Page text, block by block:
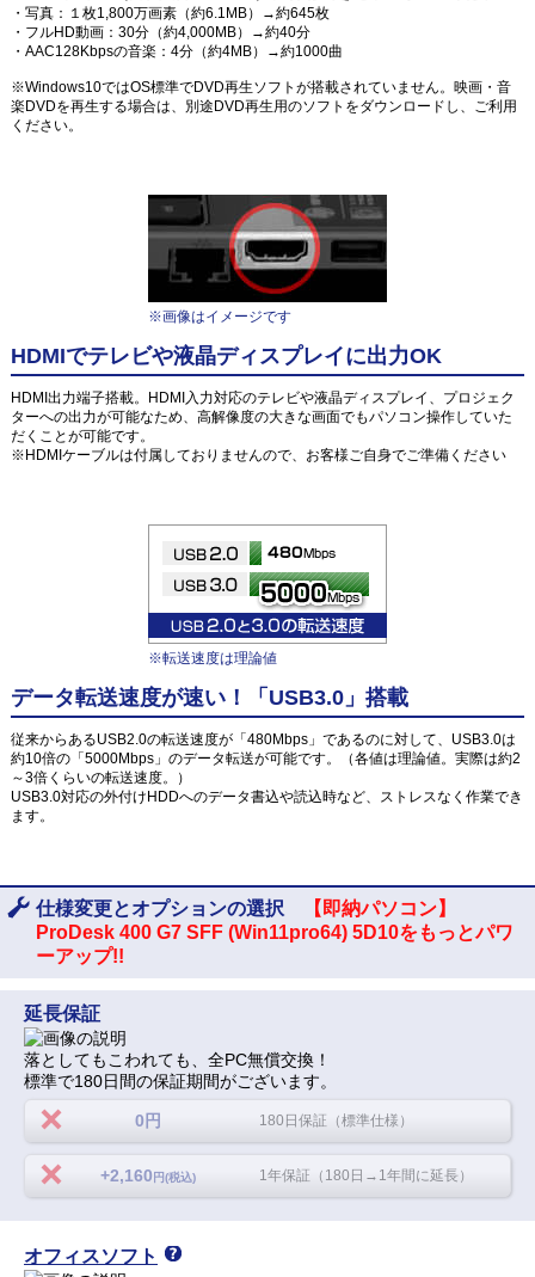
・写真：１枚1,800万画素（約6.1MB）→約645枚
・フルHD動画：30分（約4,000MB）→約40分
・AAC128Kbpsの音楽：4分（約4MB）→約1000曲
※Windows10ではOS標準でDVD再生ソフトが搭載されていません。映画・音
楽DVDを再生する場合は、別途DVD再生用のソフトをダウンロードし、ご利用
ください。
※画像はイメージです
HDMIでテレビや液晶ディスプレイに出力OK
HDMI出力端子搭載。HDMI入力対応のテレビや液晶ディスプレイ、プロジェク
ターへの出力が可能なため、高解像度の大きな画面でもパソコン操作していた
だくことが可能です。
※HDMIケーブルは付属しておりませんので、お客様ご自身でご準備ください
※転送速度は理論値
データ転送速度が速い！「USB3.0」搭載
従来からあるUSB2.0の転送速度が「480Mbps」であるのに対して、USB3.0は
約10倍の「5000Mbps」のデータ転送が可能です。（各値は理論値。実際は約2
～3倍くらいの転送速度。）
USB3.0対応の外付けHDDへのデータ書込や読込時など、ストレスなく作業でき
ます。
仕様変更とオプションの選択
【即納パソコン】
ProDesk 400 G7 SFF (Win11pro64) 5D10をもっとパワ
ーアップ!!
延長保証
落としてもこわれても、全PC無償交換！
標準で180日間の保証期間がございます。
0円 180日保証（標準仕様）
+2,160 円(税込) 1年保証（180日→1年間に延長）
オフィスソフト